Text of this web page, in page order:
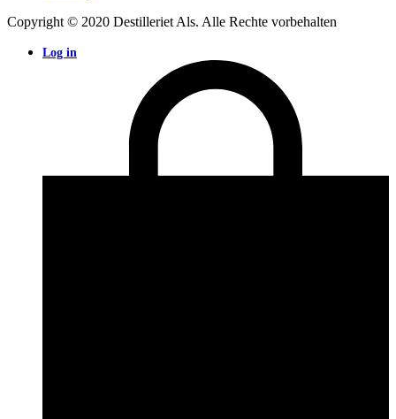
Copyright © 2020 Destilleriet Als. Alle Rechte vorbehalten
Log in